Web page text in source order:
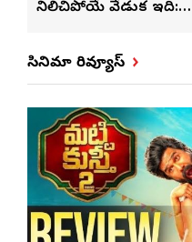
నిలిచిపోయే వేడుక ఇది:
సినిమా రివ్యూస్